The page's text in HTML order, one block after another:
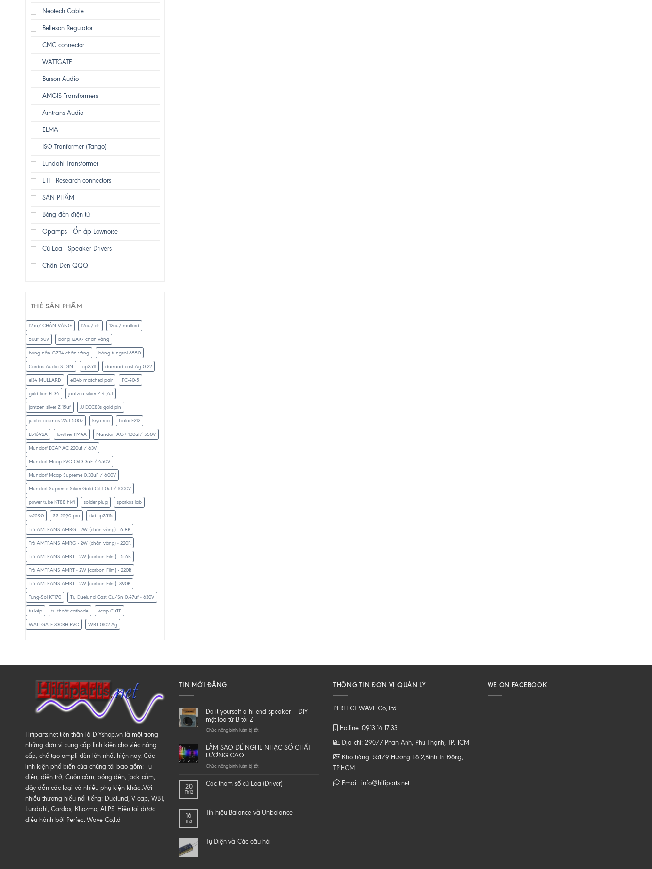
Neotech Cable
Belleson Regulator
CMC connector
WATTGATE
Burson Audio
AMGIS Transformers
Amtrans Audio
ELMA
ISO Tranformer (Tango)
Lundahl Transformer
ETI - Research connectors
SẢN PHẨM
Bóng đèn điện tử
Opamps - Ổn áp Lownoise
Củ Loa - Speaker Drivers
Chân Đèn QQQ
THẺ SẢN PHẨM
12au7 CHÂN VÀNG 12au7 eh 12au7 mullard
50uf 50V bóng 12AX7 chân vàng
bóng nắn GZ34 chân vàng bóng tungsol 6550
Cardas Audio S-DIN cp2511 duelund cast Ag 0.22
el34 MULLARD el34b matched pair FC-40-5
gold lion EL34 jantzen silver Z 4.7uf
jantzen silver Z 15uf JJ ECC83s gold pin
jupiter cosmos 22uf 500v kryo rca Linlai E212
LL-1692A lowther PM4A Mundorf AG+ 100uf/ 550V
Mundorf ECAP AC 220uf / 63V
Mundorf Mcap EVO Oil 3.3uF / 450V
Mundorf Mcap Supreme 0.33uF / 600V
Mundorf Supreme Silver Gold Oil 1.0uf / 1000V
power tube KT88 hi-fi solder plug sparkos lab
ss2590 SS 2590 pro tkd-cp2511s
Trở AMTRANS AMRG - 2W (chân vàng) - 6.8K
Trở AMTRANS AMRG - 2W (chân vàng) - 220R
Trở AMTRANS AMRT - 2W (carbon Film) - 5.6K
Trở AMTRANS AMRT - 2W (carbon Film) - 220R
Trở AMTRANS AMRT - 2W (carbon Film) -390K
Tung-Sol KT170 Tụ Duelund Cast Cu/Sn 0.47uf - 630V
tụ kép tụ thoát cathode Vcap CuTF
WATTGATE 330RH EVO WBT 0102 Ag
Hifiparts.net tiền thân là DIYshop.vn là một trong
những đơn vị cung cấp linh kiện cho việc nâng
cấp, chế tạo ampli đèn lớn nhất hiện nay. Các
linh kiện phổ biến của chúng tôi bao gồm: Tụ
điện, điện trở, Cuộn cảm, bóng đèn, jack cắm,
dây dẫn các loại và nhiều phụ kiện khác..Với
nhiều thương hiểu nổi tiếng: Duelund, V-cap, WBT,
Lundahl, Cardas, Khozmo, ALPS..Hiện tại được
điều hành bởi Perfect Wave Co,ltd
TIN MỚI ĐĂNG
Do it yourself a hi-end speaker – DIY
một loa từ B tới Z
Chức năng bình luận bị tắtở
it
hi-
speaker
loa
LÀM SAO ĐỂ NGHE NHẠC SỐ CHẤT
LƯỢNG CAO
Chức năng bình luận bị tắtở
SAO
SỐ
20
Th12
Các tham số củ Loa (Driver)
16
Th3
Tín hiệu Balance và Unbalance
Tụ Điện và Các câu hỏi
THÔNG TIN ĐƠN VỊ QUẢN LÝ
PERFECT WAVE Co,.Ltd
Hotline: 0913 14 17 33
Địa chỉ: 290/7 Phan Anh, Phú Thạnh, TP.HCM
Kho hàng: 551/9 Hương Lộ 2,Bình Trị Đông,
TP.HCM
Emai : info@hifiparts.net
WE ON FACEBOOK